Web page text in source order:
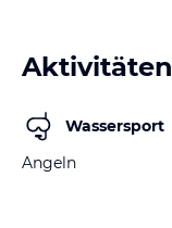
Aktivitäten
Wassersport
Angeln